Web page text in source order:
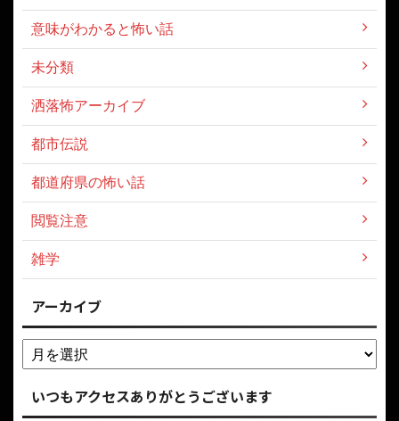
意味がわかると怖い話
未分類
洒落怖アーカイブ
都市伝説
都道府県の怖い話
閲覧注意
雑学
アーカイブ
いつもアクセスありがとうございます